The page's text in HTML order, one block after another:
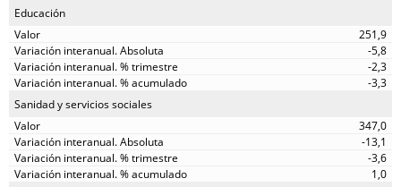
Educación
251,9
-5,8
-2,3
-3,3
Sanidad y servicios sociales
347,0
-13,1
-3,6
1,0